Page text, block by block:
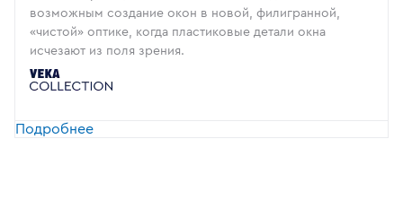
возможным создание окон в новой, филигранной,
«чистой» оптике, когда пластиковые детали окна
исчезают из поля зрения.
Подробнее